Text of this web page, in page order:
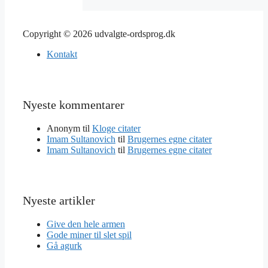
Copyright © 2026 udvalgte-ordsprog.dk
Kontakt
Nyeste kommentarer
Anonym til Kloge citater
Imam Sultanovich til Brugernes egne citater
Imam Sultanovich til Brugernes egne citater
Nyeste artikler
Give den hele armen
Gode miner til slet spil
Gå agurk